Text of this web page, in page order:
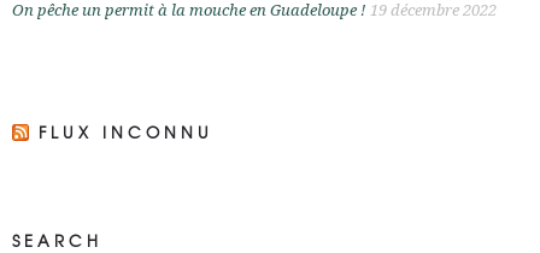
On pêche un permit à la mouche en Guadeloupe ! 19 décembre 2022
FLUX INCONNU
SEARCH